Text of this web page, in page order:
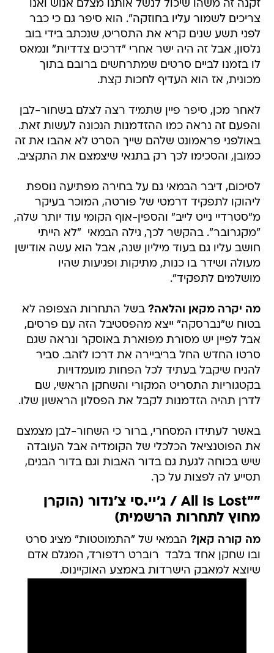
זקנה זה משהו שיכול לנשל אותנו מצלם אנוש ואנו
צריכים לשמור עליו בחוזקה". הוא סיפר גם כי כבר
לפני תשע שנים קרא את התסריט, שנכתב בידי בוב
נלסון, אבל זה היה ישר אחרי "דרכים צדדיות" ונמאס
לו בזמנו לביים סרטים שמתרחשים ברובם בתוך
מכונית, אז הוא העדיף לחכות קצת.
לאחר מכן, סיפר פיין שתמיד רצה לצלם בשחור-לבן
והפעם זה נראה כמו ההזדמנות הנכונה לעשות זאת.
באולפני פראמונט שלהם שייך הסרט לא אהבו את זה
כמובן, והסכימו לכך רק בתנאי שיצמצם את התקציב.
לסיכום, דיבר הבמאי גם על בחירה מפתיעה נוספת 
ליהוקו לתפקיד דרמטי של פורטה, המוכר בעיקר
מ"סטרדיי נייט לייב" והספין-אוף הקומי עוד יותר שלה,
"מקגרובר". בהקשר לכך, גילה הבמאי  "לא הייתי
חושב עליו גם בעוד מיליון שנה, אבל הוא עשה אודישן
מעולה ושידר בו כנות, מתיקות ופגיעות שהיו
מושלמים לתפקיד".
מה יקרה מקאן והלאה? בשל התחרות הצפופה לא
בטוח ש"נברסקה" ייצא מהפסטיבל הזה עם פרסים,
אבל לפיין יש מסורת מפוארת באוסקר ונראה שגם
סרטו החדש החל בריביירה את דרכו לזהב. סביר
להניח שיקבל בעתיד לכל הפחות מועמדויות
בקטגוריות התסריט המקורי והשחקן הראשי, שם
לדרן תהיה הזדמנות לקבל את הפסלון הראשון שלו.
באשר לעתידו המסחרי, ברור כי השחור-לבן מצמצם
את הפוטנציאל הכלכלי של הקומדיה אבל העובדה
שיש בכוחה לגעת גם בדור האבות וגם בדור הבנים,
תסייע לה לפצות על כך.
""All Is Lost / ג'יי.סי צ'נדור (הוקרן
מחוץ לתחרות הרשמית)
מה קורה קאן? הבמאי של "התמוטטות" מציג סרט
ובו שחקן אחד בלבד  רוברט רדפורד, המגלם אדם
שיוצא למאבק הישרדות באמצע האוקיינוס.